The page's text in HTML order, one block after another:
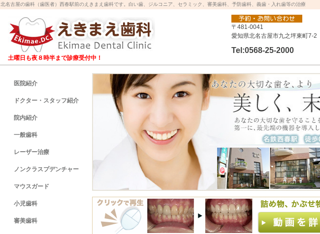
北名古屋の歯科（歯医者）西春駅前のえきまえ歯科です。白い歯、ジルコニア、セラミック、審美歯科、予防歯科、義歯・入れ歯等の治療
土曜日も夜８時半まで診療受付中！
〒481-0041
愛知県北名古屋市九之坪東町7-2
Tel:0568-25-2000
医院紹介
ドクター・スタッフ紹介
院内紹介
一般歯科
レーザー治療
ノンクラスプデンチャー
マウスガード
小児歯科
審美歯科